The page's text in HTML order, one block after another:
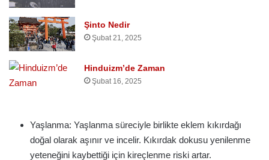
Şinto Nedir
Şubat 21, 2025
Hinduizm’de Zaman
Şubat 16, 2025
Yaşlanma: Yaşlanma süreciyle birlikte eklem kıkırdağı
doğal olarak aşınır ve incelir. Kıkırdak dokusu yenilenme
yeteneğini kaybettiği için kireçlenme riski artar.